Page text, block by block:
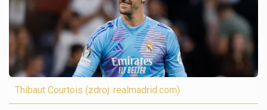
Thibaut Courtois (zdroj: realmadrid.com)